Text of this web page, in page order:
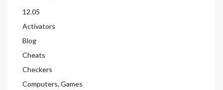
12.05
Activators
Blog
Cheats
Checkers
Computers, Games